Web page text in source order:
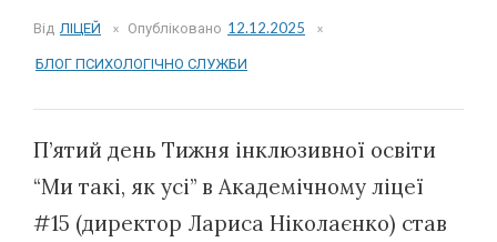
Від ЛІЦЕЙ Опубліковано 12.12.2025
БЛОГ ПСИХОЛОГІЧНО СЛУЖБИ
П’ятий день Тижня інклюзивної освіти
“Ми такі, як усі” в Академічному ліцеї
#15 (директор Лариса Ніколаєнко) став